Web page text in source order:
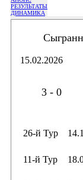
РЕЗУЛЬТАТЫ
ДИНАМИКА
15.02.2026
3 - 0
26-й Тур
11-й Тур